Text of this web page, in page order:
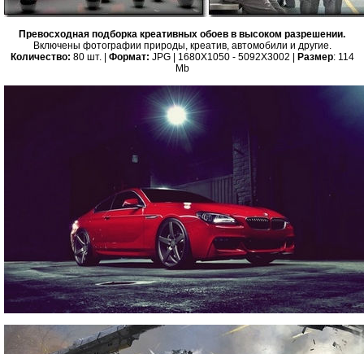
Превосходная подборка креативных обоев в высоком разрешении.
Включены фотографии природы, креатив, автомобили и другие.
Количество: 80 шт. | Формат: JPG | 1680X1050 - 5092X3002 | Размер: 114
Mb